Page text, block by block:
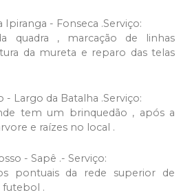
Ipiranga - Fonseca .Serviço:
quadra , marcação de linhas
da mureta e reparo das telas
- Largo da Batalha .Serviço:
tem um brinquedão , após a
e raízes no local .
- Sapê .- Serviço:
pontuais da rede superior de
futebol .